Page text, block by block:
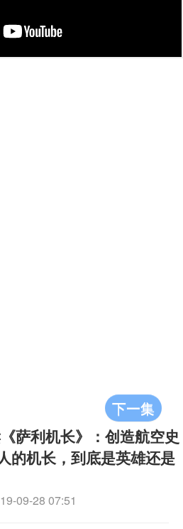
下一集
萨利机长》：创造航空史
的机长，到底是英雄还是
09-28 07:51